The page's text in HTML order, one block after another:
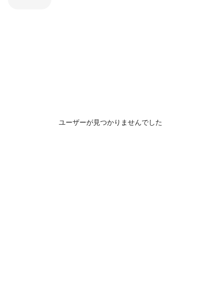
ユーザーが見つかりませんでした